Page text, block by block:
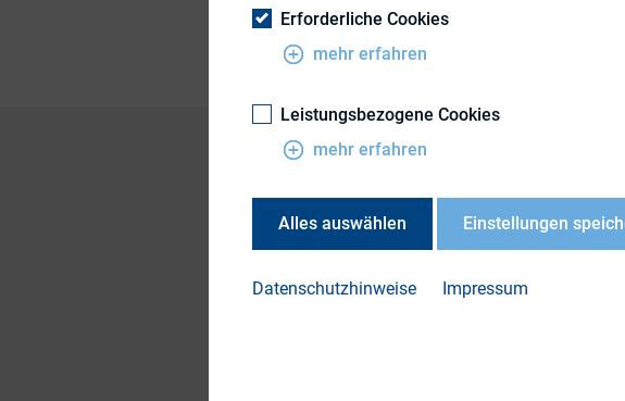
Ana de Pro, CFO von Amadeus
Kommunikationsansatzes.
Erforderliche Cookies
mehr erfahren
Leistungsbezogene Cookies
mehr erfahren
Alles auswählen Einstellungen
Datenschutzhinweise Impressum